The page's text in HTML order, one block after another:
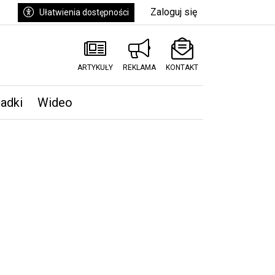
Ułatwienia dostępności Zaloguj się
ARTYKUŁY REKLAMA KONTAKT
Wideo